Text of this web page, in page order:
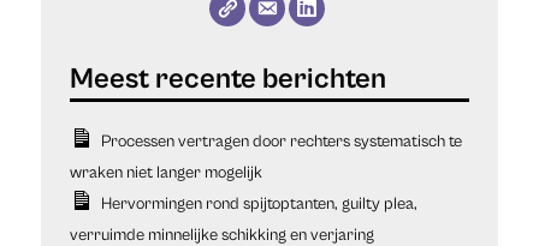
Processen vertragen door rechters systematisch te
wraken niet langer mogelijk
Hervormingen rond spijtoptanten, guilty plea,
verruimde minnelijke schikking en verjaring